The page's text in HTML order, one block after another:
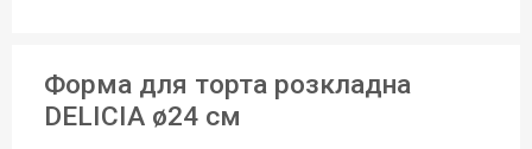
Форма для торта розкладна
DELICIA ø24 см